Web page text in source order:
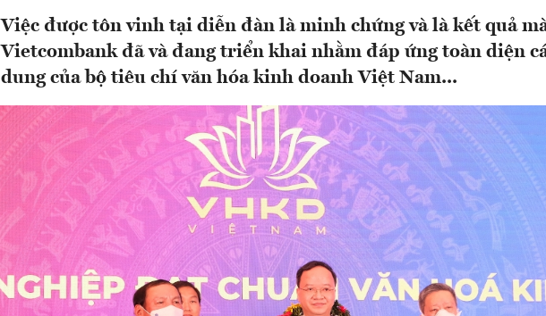
Việc được tôn vinh tại diễn đàn là minh chứng và là kết quả
Vietcombank đã và đang triển khai nhằm đáp ứng toàn diện
dung của bộ tiêu chí văn hóa kinh doanh Việt Nam...